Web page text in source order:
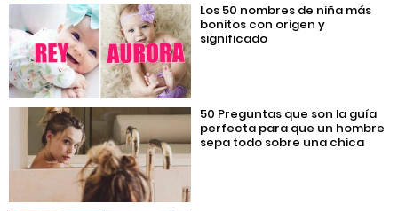
Los 50 nombres de niña más
bonitos con origen y
significado
50 Preguntas que son la guía
perfecta para que un hombre
sepa todo sobre una chica